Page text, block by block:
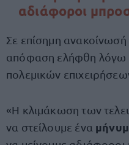
αδιάφοροι
Σε επίσημη ανακοίνωσή
απόφαση ελήφθη λόγω
πολεμικών
«Η κλιμάκωση των
να στείλουμε ένα